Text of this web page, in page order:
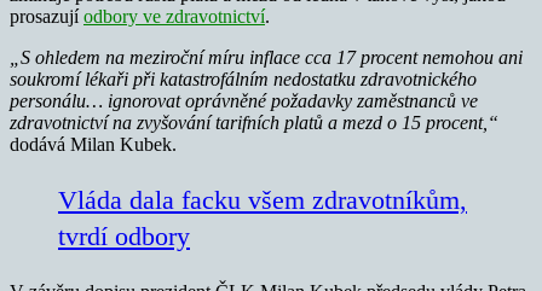
prosazujíodbory ve zdravotnictví.
„S ohledem na meziroční míru inflace cca 17 procent nemohou ani
soukromí lékaři při katastrofálním nedostatku zdravotnického
personálu… ignorovat oprávněné požadavky zaměstnanců ve
zdravotnictví na zvyšování tarifních platů a mezd o 15 procent,“
dodává Milan Kubek.
Vláda dala facku všem zdravotníkům,
tvrdí odbory